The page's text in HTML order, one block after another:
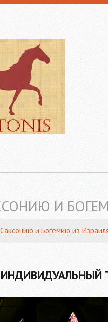
И
и Богемию из